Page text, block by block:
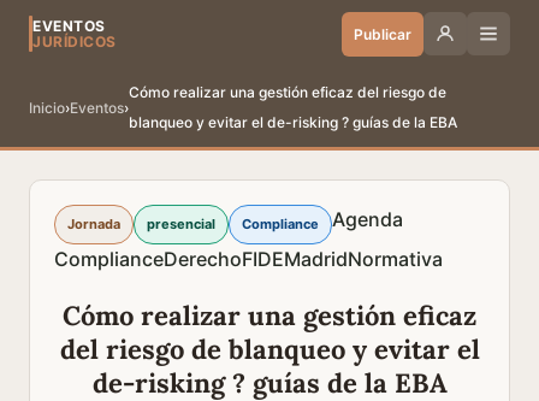
EVENTOS
JURÍDICOS
Publicar
Inicio›Eventos›
Cómo realizar una gestión eficaz del riesgo de
blanqueo y evitar el de-risking ? guías de la EBA
Jornada presencial Compliance
Agenda
ComplianceDerechoFIDEMadridNormativa
Cómo realizar una gestión eficaz
del riesgo de blanqueo y evitar el
de-risking ? guías de la EBA